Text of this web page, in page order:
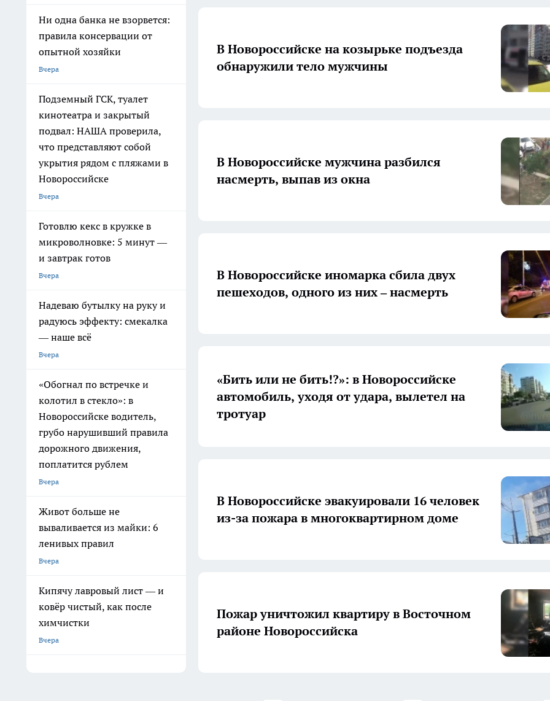
Ни одна банка не взорвется:
правила консервации от
опытной хозяйки
Вчера
Подземный ГСК, туалет
кинотеатра и закрытый
подвал: НАША проверила,
что представляют собой
укрытия рядом с пляжами в
Новороссийске
Вчера
Готовлю кекс в кружке в
микроволновке: 5 минут —
и завтрак готов
Вчера
Надеваю бутылку на руку и
радуюсь эффекту: смекалка
— наше всё
Вчера
«Обогнал по встречке и
колотил в стекло»: в
Новороссийске водитель,
грубо нарушивший правила
дорожного движения,
поплатится рублем
Вчера
Живот больше не
вываливается из майки: 6
ленивых правил
Вчера
Кипячу лавровый лист — и
ковёр чистый, как после
химчистки
Вчера
В Новороссийске на козырьке подъезда
обнаружили тело мужчины
В Новороссийске мужчина разбился
насмерть, выпав из окна
В Новороссийске иномарка сбила двух
пешеходов, одного из них – насмерть
«Бить или не бить!?»: в Новороссийске
автомобиль, уходя от удара, вылетел на
тротуар
В Новороссийске эвакуировали 16 человек
из-за пожара в многоквартирном доме
Пожар уничтожил квартиру в Восточном
районе Новороссийска